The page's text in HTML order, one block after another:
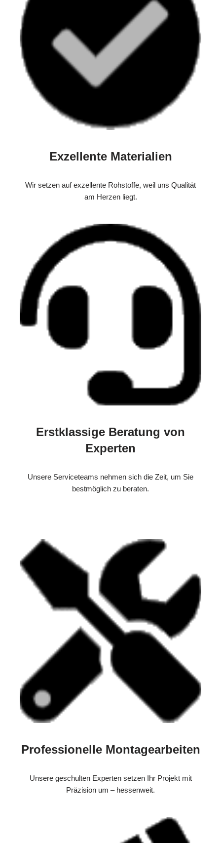
Exzellente Materialien
Wir setzen auf exzellente Rohstoffe, weil uns Qualität
am Herzen liegt.
Erstklassige Beratung von
Experten
Unsere Serviceteams nehmen sich die Zeit, um Sie
bestmöglich zu beraten.
Professionelle Montagearbeiten
Unsere geschulten Experten setzen Ihr Projekt mit
Präzision um – hessenweit.